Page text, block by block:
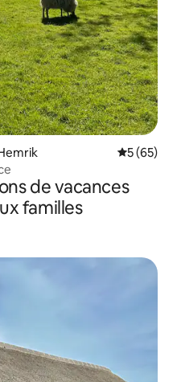
5 (65)
de vacances
familles
appréciés